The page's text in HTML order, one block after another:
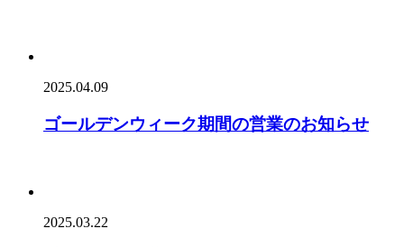
2025.04.09
ゴールデンウィーク期間の営業のお知らせ
2025.03.22